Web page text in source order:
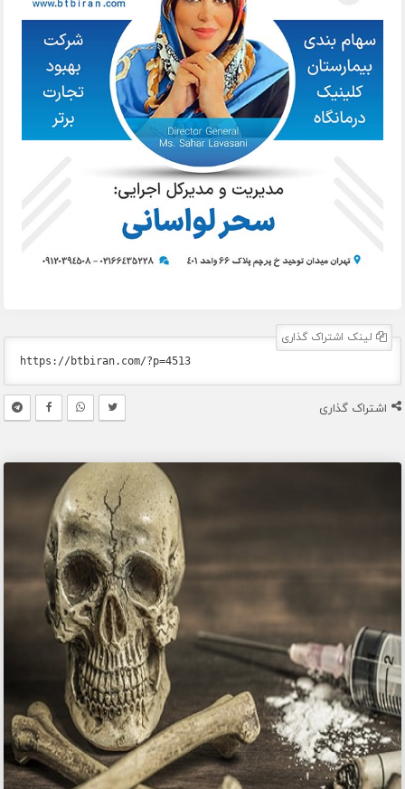
لینک اشتراک گذاری
اشتراک گذاری